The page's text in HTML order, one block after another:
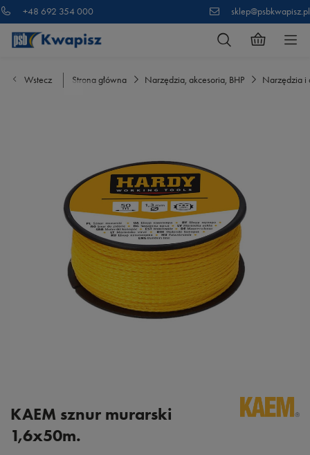
+48 692 354 000 sklep@psbkwapisz.pl
Wstecz Strona główna Narzędzia, akcesoria, BHP Narzędzia i
KAEM sznur murarski
1,6x50m.